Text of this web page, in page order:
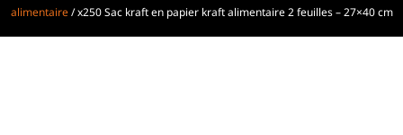
alimentaire/ x250 Sac kraft en papier kraft alimentaire 2 feuilles – 27×40 cm